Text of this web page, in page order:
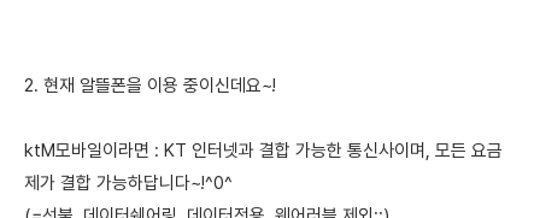
2. 현재 알뜰폰을 이용 중이신데요~!
ktM모바일이라면 : KT 인터넷과 결합 가능한 통신사이며, 모든 요금
제가 결합 가능하답니다~!^0^